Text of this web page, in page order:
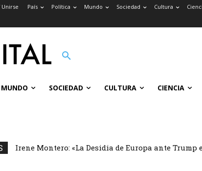
Unirse País Política Mundo Sociedad Cultura
MUNDO SOCIEDAD CULTURA CIENCIA
Irene Montero: «La Desidia de Europa ante